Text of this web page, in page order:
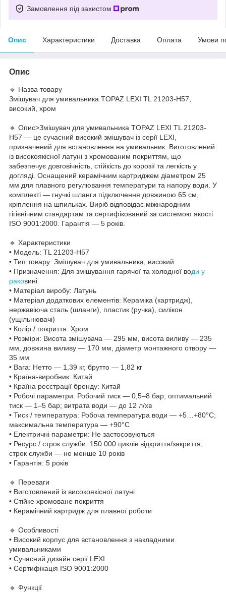
Замовлення під захистом
Опис Характеристики Доставка Оплата Умови
Опис
🔹 Назва товару
Змішувач для умивальника TOPAZ LEXI TL 21203-H57,
високий, хром
🔹 Опис>Змішувач для умивальника TOPAZ LEXI TL 21203-
H57 — це сучасний високий змішувач із серії LEXI,
призначений для встановлення на умивальник. Виготовлений
із високоякісної латуні з хромованим покриттям, що
забезпечує довговічність, стійкість до корозії та легкість у
догляді. Оснащений керамічним картриджем діаметром 25
мм для плавного регулювання температури та напору води. У
комплекті — гнучкі шланги підключення довжиною 65 см,
кріплення на шпильках. Виріб відповідає міжнародним
гігієнічним стандартам та сертифікований за системою якості
ISO 9001:2000. Гарантія — 5 років.
🔹 Характеристики
• Модель: TL 21203-H57
• Тип товару: Змішувач для умивальника, високий
• Призначення: Для змішування гарячої та холодної води у
раковині
• Матеріал виробу: Латунь
• Матеріал додаткових елементів: Кераміка (картридж),
нержавіюча сталь (шланги), пластик (ручка), силікон
(ущільнювачі)
• Колір / покриття: Хром
• Розміри: Висота змішувача — 295 мм, висота виливу — 235
мм, довжина виливу — 170 мм, діаметр монтажного отвору —
35 мм
• Вага: Нетто — 1,39 кг, брутто — 1,82 кг
• Країна-виробник: Китай
• Країна реєстрації бренду: Китай
• Робочі параметри: Робочий тиск — 0,5–8 бар; оптимальний
тиск — 1–5 бар; витрата води — до 12 л/хв
• Тиск / температура: Робоча температура води — +5…+80°C;
максимальна температура — +90°C
• Електричні параметри: Не застосовуються
• Ресурс / строк служби: 150 000 циклів відкриття/закриття;
строк служби — не менше 10 років
• Гарантія: 5 років
🔹 Переваги
• Виготовлений із високоякісної латуні
• Стійке хромоване покриття
• Керамічний картридж для плавної роботи
🔹 Особливості
• Високий корпус для встановлення з накладними
умивальниками
• Сучасний дизайн серії LEXI
• Сертифікація ISO 9001:2000
🔹 Функції